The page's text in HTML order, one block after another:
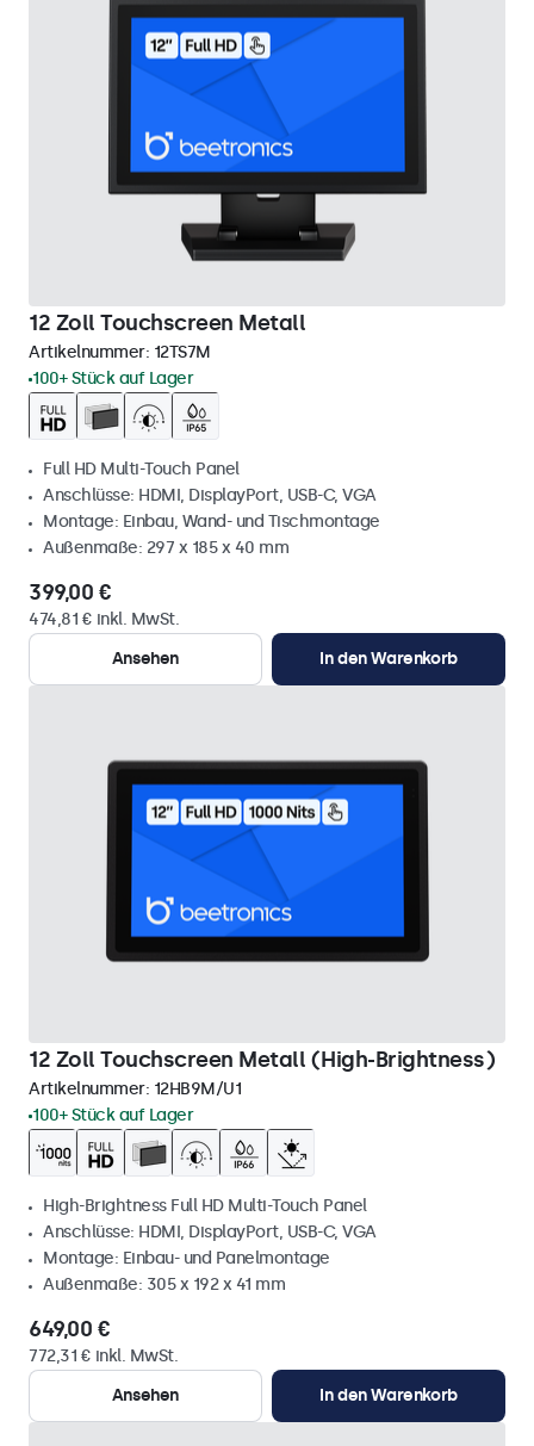
12 Zoll Touchscreen Metall
Artikelnummer: 12TS7M
100+ Stück auf Lager
Full HD Multi-Touch Panel
Anschlüsse: HDMI, DisplayPort, USB-C, VGA
Montage: Einbau, Wand- und Tischmontage
Außenmaße: 297 x 185 x 40 mm
399,00 €
474,81 € inkl. MwSt.
Ansehen
In den Warenkorb
12 Zoll Touchscreen Metall (High-Brightness)
Artikelnummer: 12HB9M/U1
100+ Stück auf Lager
High-Brightness Full HD Multi-Touch Panel
Anschlüsse: HDMI, DisplayPort, USB-C, VGA
Montage: Einbau- und Panelmontage
Außenmaße: 305 x 192 x 41 mm
649,00 €
772,31 € inkl. MwSt.
Ansehen
In den Warenkorb